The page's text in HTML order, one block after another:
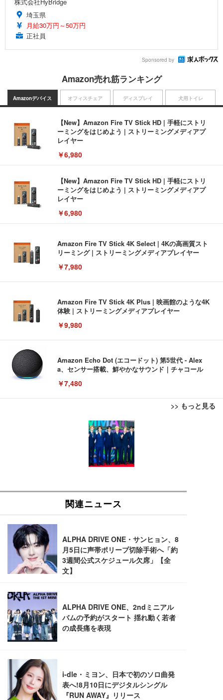
埼玉県
月給30万円～50万円
正社員
Sponsored by
Amazon売れ筋ランキング
Amazonデバイス
【New】Amazon Fire TV Stick HD | 手軽にストリ
ーミングをはじめよう | ストリーミングメディアプ
レイヤー
￥6,980
【New】Amazon Fire TV Stick HD | 手軽にストリ
ーミングをはじめよう | ストリーミングメディアプ
レイヤー
￥6,980
Amazon Fire TV Stick 4K Select | 4Kの高画質スト
リーミング | ストリーミングメディアプレイヤー
￥7,980
Amazon Fire TV Stick 4K Plus | 映画館のような4K
体験 | ストリーミングメディアプレイヤー
￥9,980
Amazon Echo Dot (エコードット) 第5世代 - Alex
a、センサー搭載、鮮やかなサウンド｜チャコール
￥7,480
>> もっと見る
オフィスチェア
[EdoErgo] オフィスチェア 椅子 テレワーク 疲れな
い 跳ね上げ式アームレスト コンパクト 約105度ロッ
キング pc 事務椅子 360度回転 座面昇降 強化ナイロ
ン樹脂ベース 通気性メッシュ 在宅ワーク H-WY01
(黒網+黒枠+黒足)
ュチェア 人間工学 疲れない ブラック
￥27,999
Sezlife オフィスチェア デスクチェア 疲れない テレ
ワーク チェア 強化バックレスト 30度ロッキング機
能 人間工学 椅子 腰サポート 90度跳ね上げ式アーム
レスト 3Dヘッドレスト ハンガー付き 高反発クッシ
￥7,680
ワーク チェア 強化バックレスト 30度ロッキング機
能 人間工学 椅子 腰サポート 90度跳ね上げ式アーム
レスト 3Dヘッドレスト ハンガー付き 高反発クッシ
￥7,680
ス圧無段階昇降 360度回転 キャスター付き コンパク
ト 幅52×奥行58.5×高さ84～96cm テレワーク 在宅
勤務 ブラック
￥4,139
ディスプレイ
EIZO ビジネス向けプレミアムモニター | FlexScan
EV3240X-WT | 31.5型4K UHD・USB Type-C・ホワ
￥105,595
EV2740X-WT | 27.0型4K UHD・USB Type-C・ホワ
イト
￥109,572
【純正品】27"ゲーミングモニター DualSense 充電
フック付き（CFI-ZDM1J）
￥49,979
ー フルHD（1920×1080）VA 非光沢 HDMI/DisplayP
ort/VGA スピーカー内蔵 高さ調整 スイベル VESA対
応 ComfortView ビジネス向け
￥15,800
グモニター QD 24.5インチ 1ms FHD 量子ドット 残
像低減 (3年保証 | 輝点保証 | 日本メーカー)
￥34,980
犬用トイレ
Amazonベーシック ペットシーツ 薄型 レギュラー 1
回使い捨て 無香料 ホワイト 300枚
x2袋(84枚) ホワイト(吸収面:ライトブルー)
￥3,234
ネオ・ルーライフ ネオ・オムツ L 中型犬用 26枚入
り 単品
￥1,800
限定】 Smart Basic アイリスオーヤマ ペットシーツ
超厚型 お徳用 ワイド 100枚入 (x 1) (ケース販売)
￥3,670
ュラー 200枚入【Amazon.co.jp限定】
￥3,731